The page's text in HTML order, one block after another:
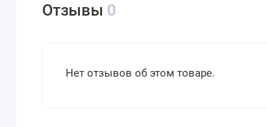
Отзывы 0
Нет отзывов об этом товаре.